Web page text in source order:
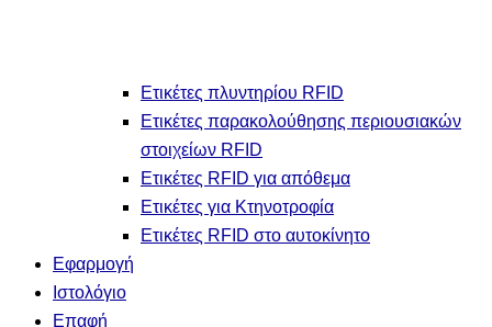
Ετικέτες πλυντηρίου RFID
Ετικέτες παρακολούθησης περιουσιακών
στοιχείων RFID
Ετικέτες RFID για απόθεμα
Ετικέτες για Κτηνοτροφία
Ετικέτες RFID στο αυτοκίνητο
Εφαρμογή
Ιστολόγιο
Επαφή